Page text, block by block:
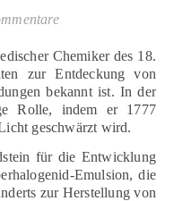
zur Entdeckung von
bekannt ist. In der
Rolle, indem er 1777
geschwärzt wird.
für die Entwicklung
Emulsion, die
zur Herstellung von